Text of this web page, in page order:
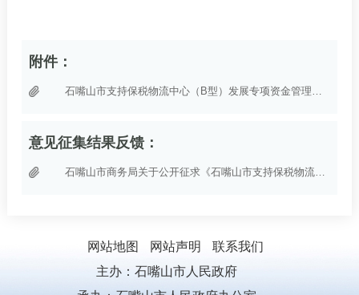
附件：
意见征集结果反馈：
石嘴山市商务局关于公开征求《石嘴山市支持保税物流中心（B型）发展专项资金管理办法》意见建议结果反馈的公告
网站地图 网站声明
联系我们
主办：石嘴山市人民政府